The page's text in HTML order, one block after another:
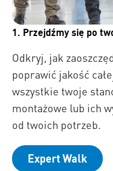
1. Przejdźmy się po
Odkryj, jak
poprawić jakość
wszystkie twoje
montażowe lub ich
od twoich potrzeb.
Expert Walk